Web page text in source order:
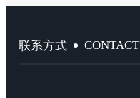
联系方式 CONTACT